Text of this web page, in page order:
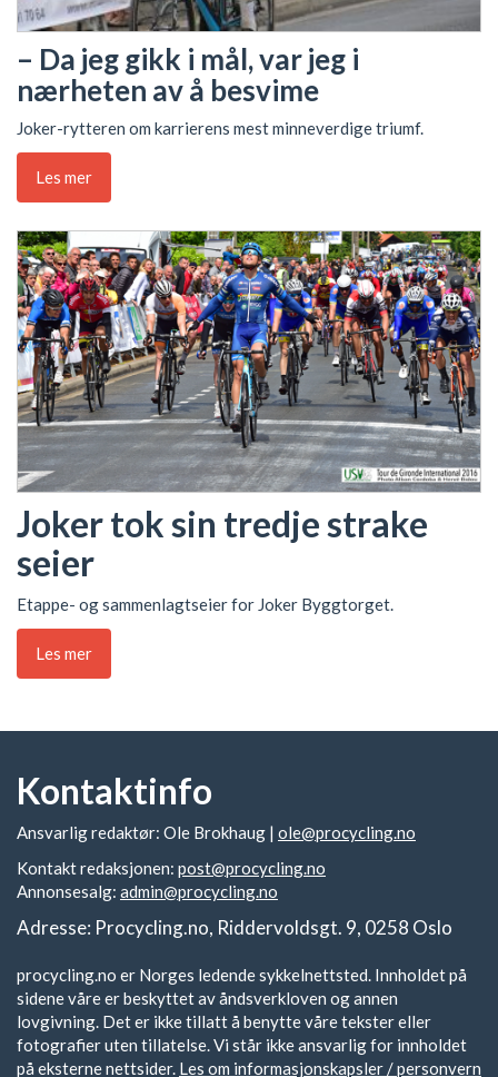
– Da jeg gikk i mål, var jeg i
nærheten av å besvime
Joker-rytteren om karrierens mest minneverdige triumf.
Les mer
Joker tok sin tredje strake
seier
Etappe- og sammenlagtseier for Joker Byggtorget.
Les mer
Kontaktinfo
Ansvarlig redaktør: Ole Brokhaug | ole@procycling.no
Kontakt redaksjonen: post@procycling.no
Annonsesalg: admin@procycling.no
Adresse: Procycling.no, Riddervoldsgt. 9, 0258 Oslo
procycling.no er Norges ledende sykkelnettsted. Innholdet på
sidene våre er beskyttet av åndsverkloven og annen
lovgivning. Det er ikke tillatt å benytte våre tekster eller
fotografier uten tillatelse. Vi står ikke ansvarlig for innholdet
på eksterne nettsider. Les om informasjonskapsler / personvern